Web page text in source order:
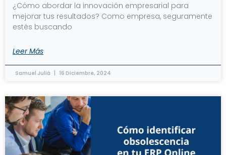
¿Cómo abordar la innovación empresarial para
mejorar tus resultados? Como empresa, seguramente
estés buscando
Leer Más
Samuel Juliá 16 Diciembre, 2024